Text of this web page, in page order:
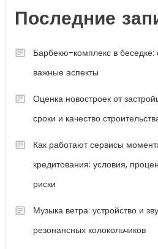
Последние
Барбекю-комплекс в беседке:
важные аспекты
Оценка новостроек от
сроки и качество
Как работают сервисы
кредитования: условия,
риски
Музыка ветра: устройство и
резонансных колокольчиков